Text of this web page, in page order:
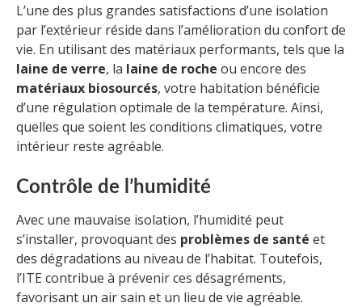
L’une des plus grandes satisfactions d’une isolation
par l’extérieur réside dans l’amélioration du confort de
vie. En utilisant des matériaux performants, tels que la
laine de verre, la laine de roche ou encore des
matériaux biosourcés, votre habitation bénéficie
d’une régulation optimale de la température. Ainsi,
quelles que soient les conditions climatiques, votre
intérieur reste agréable.
Contrôle de l’humidité
Avec une mauvaise isolation, l’humidité peut
s’installer, provoquant des problèmes de santé et
des dégradations au niveau de l’habitat. Toutefois,
l’ITE contribue à prévenir ces désagréments,
favorisant un air sain et un lieu de vie agréable.